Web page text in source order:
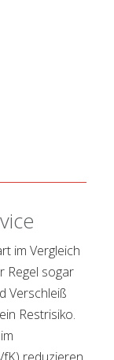
im Vergleich
Regel sogar
Verschleiß
Restrisiko.